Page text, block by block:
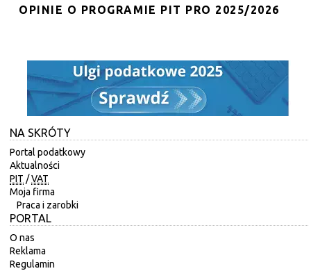
OPINIE O PROGRAMIE PIT PRO 2025/2026
NA SKRÓTY
Portal podatkowy
Aktualności
PIT /VAT
Moja firma
Praca i zarobki
PORTAL
O nas
Reklama
Regulamin